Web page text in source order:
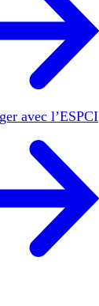
avec l’ESPCI